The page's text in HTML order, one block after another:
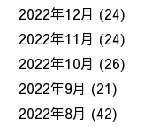
2022年12月 (24)
2022年11月 (24)
2022年10月 (26)
2022年9月 (21)
2022年8月 (42)